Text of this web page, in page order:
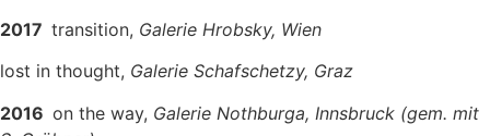
2017 transition, Galerie Hrobsky, Wien
lost in thought, Galerie Schafschetzy, Graz
2016 on the way, Galerie Nothburga, Innsbruck (gem. mit